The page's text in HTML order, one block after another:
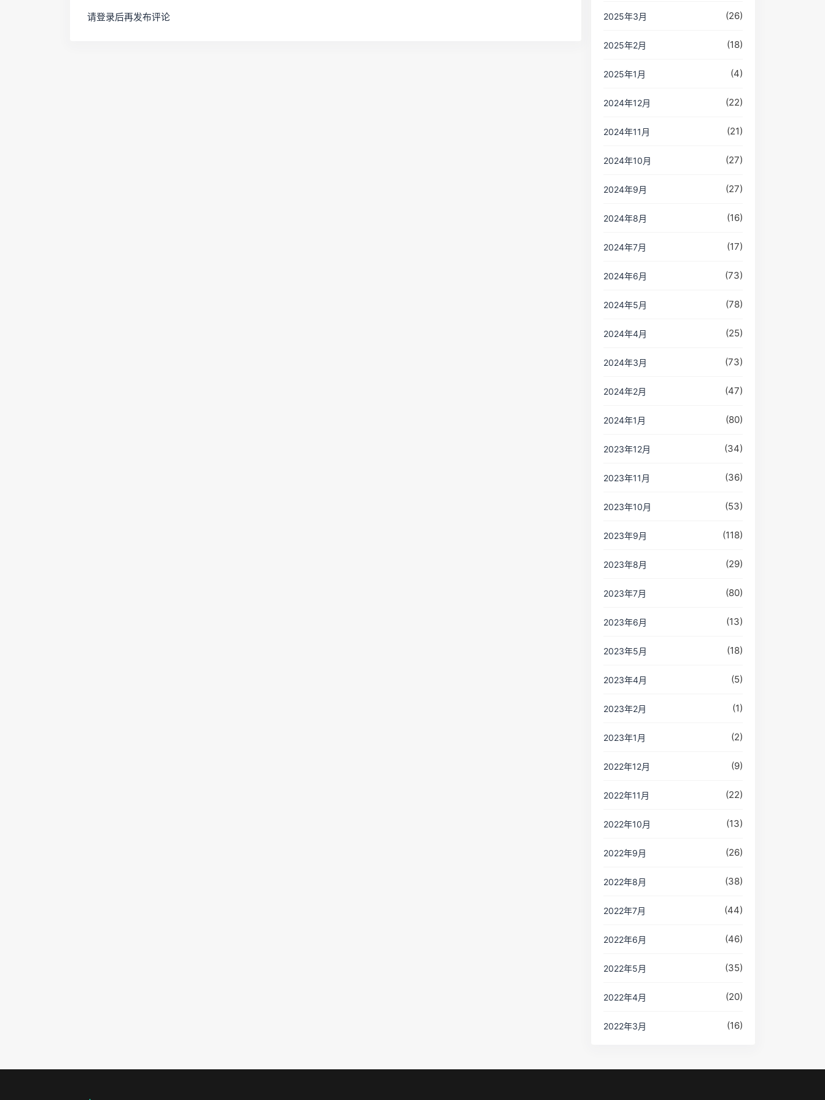
请登录后再发布评论 2025年3月 (26)
2025年2月 (18)
2025年1月 (4)
2024年12月 (22)
2024年11月 (21)
2024年10月 (27)
2024年9月 (27)
2024年8月 (16)
2024年7月 (17)
2024年6月 (73)
2024年5月 (78)
2024年4月 (25)
2024年3月 (73)
2024年2月 (47)
2024年1月 (80)
2023年12月 (34)
2023年11月 (36)
2023年10月 (53)
2023年9月 (118)
2023年8月 (29)
2023年7月 (80)
2023年6月 (13)
2023年5月 (18)
2023年4月 (5)
2023年2月 (1)
2023年1月 (2)
2022年12月 (9)
2022年11月 (22)
2022年10月 (13)
2022年9月 (26)
2022年8月 (38)
2022年7月 (44)
2022年6月 (46)
2022年5月 (35)
2022年4月 (20)
2022年3月 (16)